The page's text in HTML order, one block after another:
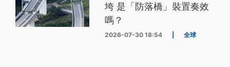
垮 是「防落橋」裝置奏效
嗎？
2026-07-30 18:54 全球